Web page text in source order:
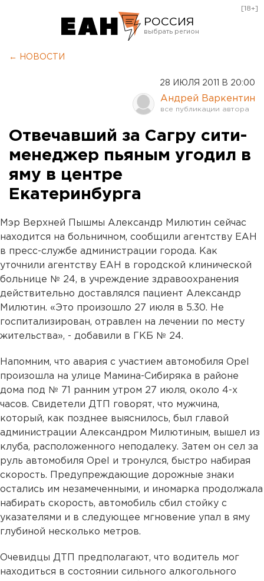
РОССИЯ
Оренбург
[18+]
← НОВОСТИ
28 ИЮЛЯ 2011 В 20:00
Андрей Варкентин
Отвечавший за Сагру сити-
менеджер пьяным угодил в
яму в центре
Екатеринбурга
Мэр Верхней Пышмы Александр Милютин сейчас
находится на больничном, сообщили агентству ЕАН
в пресс-службе администрации города. Как
уточнили агентству ЕАН в городской клинической
больнице № 24, в учреждение здравоохранения
действительно доставлялся пациент Александр
Милютин. «Это произошло 27 июля в 5.30. Не
госпитализирован, отравлен на лечении по месту
жительства», - добавили в ГКБ № 24.
Напомним, что авария с участием автомобиля Opel
произошла на улице Мамина-Сибиряка в районе
дома под № 71 ранним утром 27 июля, около 4-х
часов. Свидетели ДТП говорят, что мужчина,
который, как позднее выяснилось, был главой
администрации Александром Милютиным, вышел из
клуба, расположенного неподалеку. Затем он сел за
руль автомобиля Opel и тронулся, быстро набирая
скорость. Предупреждающие дорожные знаки
остались им незамеченными, и иномарка продолжала
набирать скорость, автомобиль сбил стойку с
указателями и в следующее мгновение упал в яму
глубиной несколько метров.
Очевидцы ДТП предполагают, что водитель мог
находиться в состоянии сильного алкогольного